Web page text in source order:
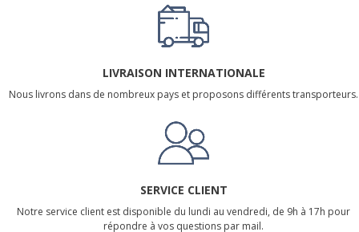
LIVRAISON INTERNATIONALE
Nous livrons dans de nombreux pays et proposons différents transporteurs.
SERVICE CLIENT
Notre service client est disponible du lundi au vendredi, de 9h à 17h pour
répondre à vos questions par mail.